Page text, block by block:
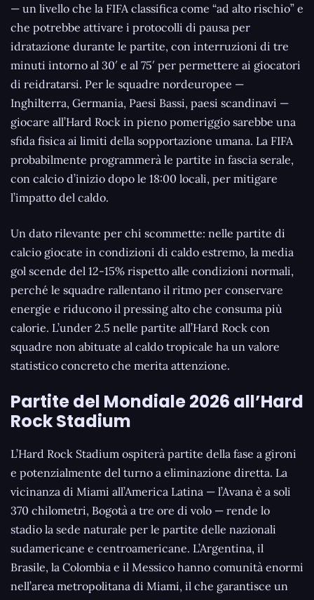
— un livello che la FIFA classifica come “ad alto rischio” e
che potrebbe attivare i protocolli di pausa per
idratazione durante le partite, con interruzioni di tre
minuti intorno al 30′ e al 75′ per permettere ai giocatori
di reidratarsi. Per le squadre nordeuropee —
Inghilterra, Germania, Paesi Bassi, paesi scandinavi —
giocare all’Hard Rock in pieno pomeriggio sarebbe una
sfida fisica ai limiti della sopportazione umana. La FIFA
probabilmente programmerà le partite in fascia serale,
con calcio d’inizio dopo le 18:00 locali, per mitigare
l’impatto del caldo.
Un dato rilevante per chi scommette: nelle partite di
calcio giocate in condizioni di caldo estremo, la media
gol scende del 12-15% rispetto alle condizioni normali,
perché le squadre rallentano il ritmo per conservare
energie e riducono il pressing alto che consuma più
calorie. L’under 2.5 nelle partite all’Hard Rock con
squadre non abituate al caldo tropicale ha un valore
statistico concreto che merita attenzione.
Partite del Mondiale 2026 all’Hard
Rock Stadium
L’Hard Rock Stadium ospiterà partite della fase a gironi
e potenzialmente del turno a eliminazione diretta. La
vicinanza di Miami all’America Latina — l’Avana è a soli
370 chilometri, Bogotà a tre ore di volo — rende lo
stadio la sede naturale per le partite delle nazionali
sudamericane e centroamericane. L’Argentina, il
Brasile, la Colombia e il Messico hanno comunità enormi
nell’area metropolitana di Miami, il che garantisce un